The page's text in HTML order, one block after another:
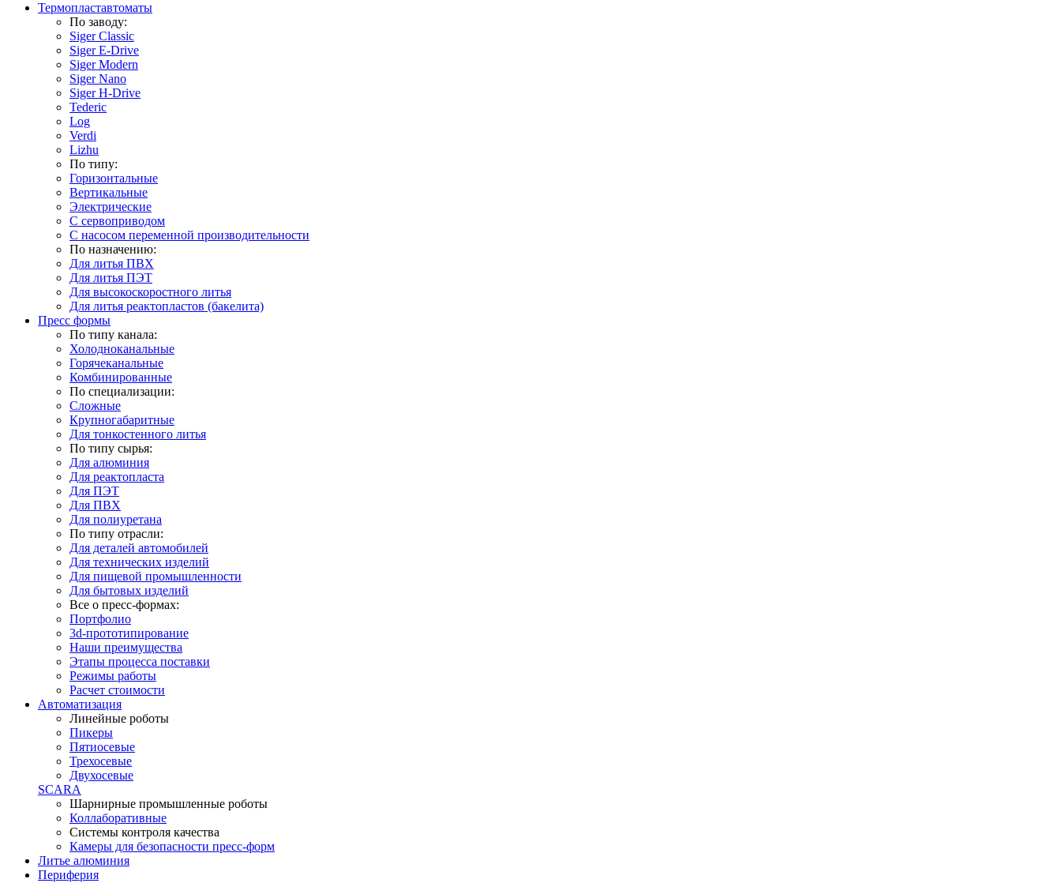
Термопластавтоматы
По заводу:
Siger Classic
Siger E-Drive
Siger Modern
Siger Nano
Siger H-Drive
Tederic
Log
Verdi
Lizhu
По типу:
Горизонтальные
Вертикальные
Электрические
С сервоприводом
С насосом переменной производительности
По назначению:
Для литья ПВХ
Для литья ПЭТ
Для высокоскоростного литья
Для литья реактопластов (бакелита)
Пресс формы
По типу канала:
Холодноканальные
Горячеканальные
Комбинированные
По специализации:
Сложные
Крупногабаритные
Для тонкостенного литья
По типу сырья:
Для алюминия
Для реактопласта
Для ПЭТ
Для ПВХ
Для полиуретана
По типу отрасли:
Для деталей автомобилей
Для технических изделий
Для пищевой промышленности
Для бытовых изделий
Все о пресс-формах:
Портфолио
3d-прототипирование
Наши преимущества
Этапы процесса поставки
Режимы работы
Расчет стоимости
Автоматизация
Линейные роботы
Пикеры
Пятиосевые
Трехосевые
Двухосевые
SCARA
Шарнирные промышленные роботы
Коллаборативные
Системы контроля качества
Камеры для безопасности пресс-форм
Литье алюминия
Периферия